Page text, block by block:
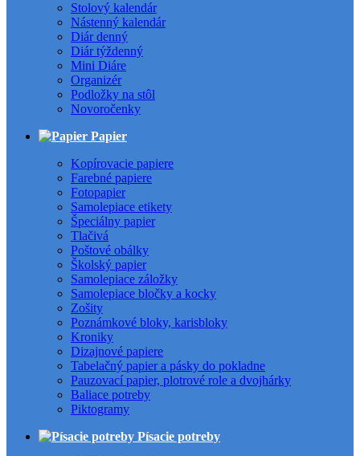
Stolový kalendár
Nástenný kalendár
Diár denný
Diár týždenný
Mini Diáre
Organizér
Podložky na stôl
Novoročenky
Papier
Kopírovacie papiere
Farebné papiere
Fotopapier
Samolepiace etikety
Špeciálny papier
Tlačivá
Poštové obálky
Školský papier
Samolepiace záložky
Samolepiace bločky a kocky
Zošity
Poznámkové bloky, karisbloky
Kroniky
Dizajnové papiere
Tabelačný papier a pásky do pokladne
Pauzovací papier, plotrové role a dvojhárky
Baliace potreby
Piktogramy
Písacie potreby